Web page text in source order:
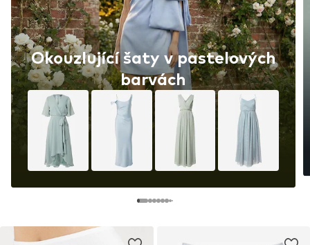
Okouzlující šaty v pastelových
barvách